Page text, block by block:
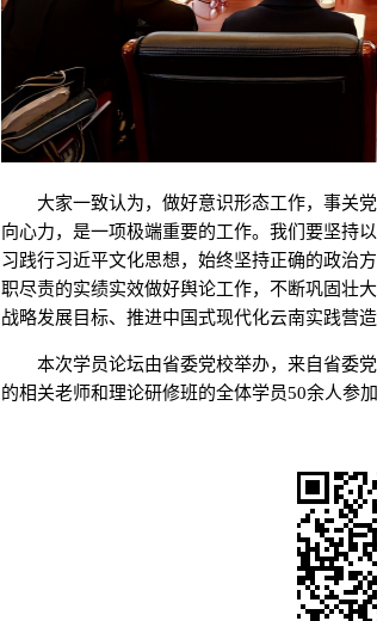
大家一致认为，做好意识形态工作，事关党
向心力，是一项极端重要的工作。我们要坚持
习践行习近平文化思想，始终坚持正确的政治
职尽责的实绩实效做好舆论工作，不断巩固壮
战略发展目标、推进中国式现代化云南实践营
本次学员论坛由省委党校举办，来自省委党
的相关老师和理论研修班的全体学员50余人参加